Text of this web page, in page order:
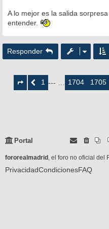
A lo mejor es la salida
entender.
Responder
deAnterior
1 --- … 1704 1705
Portal
fororealmadrid, el foro no oficial del
PrivacidadCondicionesFAQ